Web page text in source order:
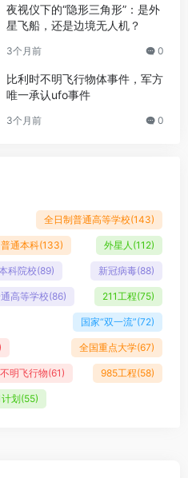
夜视仪下的“隐形三角形”：是外
星飞船，还是边境无人机？
3个月前 0
比利时不明飞行物体事件，军方
唯一承认ufo事件
3个月前 0
全日制普通高等学校(143)
普通本科(133) 外星人 (112)
科院校(89) 新冠病毒(88)
高等学校(86) 211工程(75)
国家“双一流”(72)
全国重点大学(67)
不明飞行物(61) 985工程(58)
计划(55)